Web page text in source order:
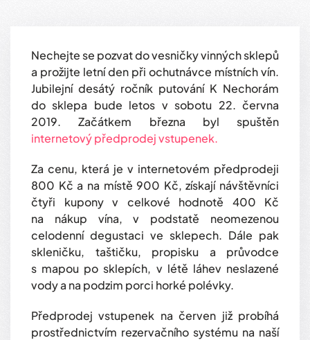
Nechejte se pozvat do vesničky vinných sklepů
a prožijte letní den při ochutnávce místních vín.
Jubilejní desátý ročník putování K Nechorám
do sklepa bude letos v sobotu 22. června
2019. Začátkem března byl spuštěn
internetový předprodej vstupenek.
Za cenu, která je v internetovém předprodeji
800 Kč a na místě 900 Kč, získají návštěvníci
čtyři kupony v celkové hodnotě 400 Kč
na nákup vína, v podstatě neomezenou
celodenní degustaci ve sklepech. Dále pak
skleničku, taštičku, propisku a průvodce
s mapou po sklepích, v létě láhev neslazené
vody a na podzim porci horké polévky.
Předprodej vstupenek na červen již probíhá
prostřednictvím rezervačního systému na naší